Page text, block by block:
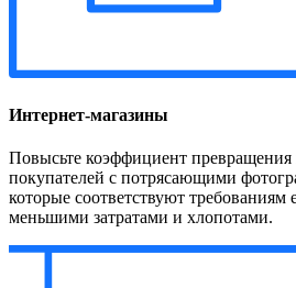
Интернет-магазины
Повысьте коэффициент превращения
покупателей с потрясающими
которые соответствуют требованиям
меньшими затратами и хлопотами.